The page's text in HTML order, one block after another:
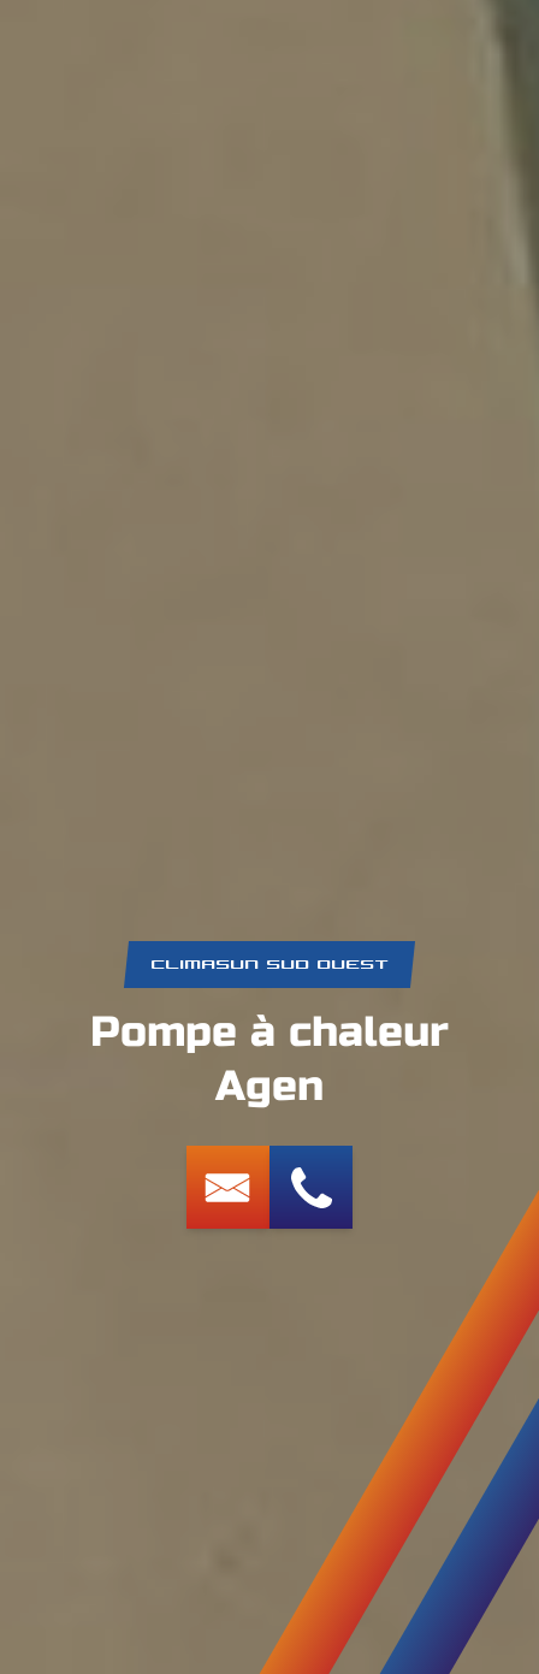
CLIMASUN SUD OUEST
Pompe à chaleur
Agen